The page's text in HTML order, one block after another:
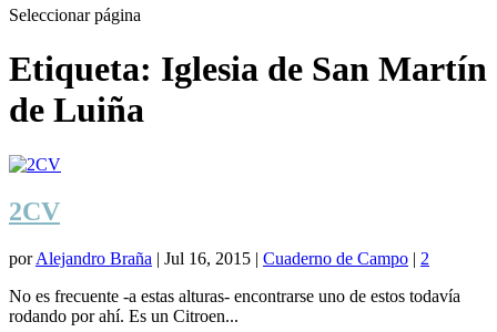
Seleccionar página
Etiqueta: Iglesia de San Martín
de Luiña
2CV
porAlejandro Braña | Jul 16, 2015 | Cuaderno de Campo | 2
No es frecuente -a estas alturas- encontrarse uno de estos todavía
rodando por ahí. Es un Citroen...